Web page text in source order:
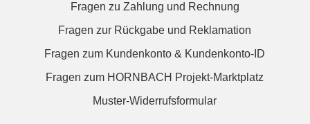
Fragen zu Zahlung und Rechnung
Fragen zur Rückgabe und Reklamation
Fragen zum Kundenkonto & Kundenkonto-ID
Fragen zum HORNBACH Projekt-Marktplatz
Muster-Widerrufsformular